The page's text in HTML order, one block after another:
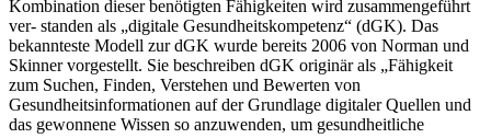
Kombination dieser benötigten Fähigkeiten wird zusammengeführt
ver- standen als „digitale Gesundheitskompetenz“ (dGK). Das
bekannteste Modell zur dGK wurde bereits 2006 von Norman und
Skinner vorgestellt. Sie beschreiben dGK originär als „Fähigkeit
zum Suchen, Finden, Verstehen und Bewerten von
Gesundheitsinformationen auf der Grundlage digitaler Quellen und
das gewonnene Wissen so anzuwenden, um gesundheitliche